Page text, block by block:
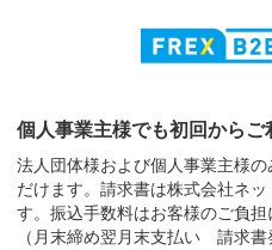
個人事業主様でも初回からご
法人団体様および個人事業主様
だけます。請求書は株式会社ネ
す。振込手数料はお客様のご負担
（月末締め翌月末支払い 請求